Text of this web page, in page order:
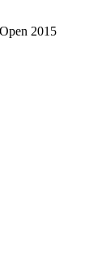
2015